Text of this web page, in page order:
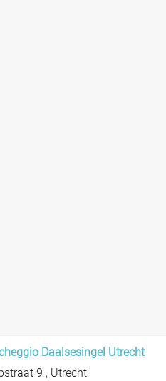
Daalsesingel Utrecht
9 , Utrecht